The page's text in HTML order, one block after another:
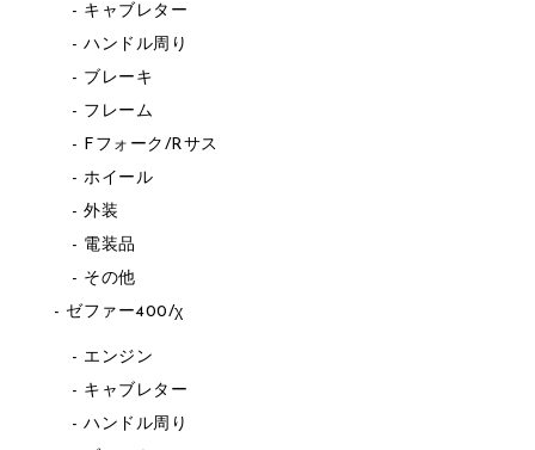
キャブレター
ハンドル周り
ブレーキ
フレーム
Fフォーク/Rサス
ホイール
外装
電装品
その他
ゼファー400/χ
エンジン
キャブレター
ハンドル周り